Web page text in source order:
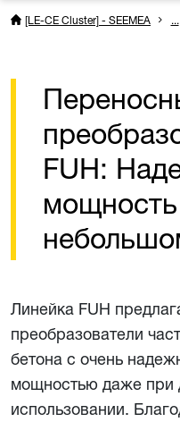
[LE-CE Cluster] - SEEMEA ...
FUH:
Линейка FUH
преобразователи
бетона с очень
мощностью даже при
использовании.